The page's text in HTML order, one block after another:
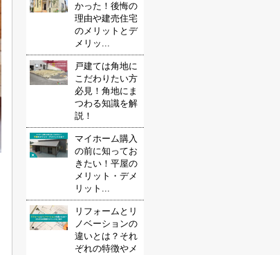
かった！後悔の
理由や建売住宅
のメリットとデ
メリッ...
戸建ては角地に
こだわりたい方
必見！角地にま
つわる知識を解
説！
マイホーム購入
の前に知ってお
きたい！平屋の
メリット・デメ
リット...
リフォームとリ
ノベーションの
違いとは？それ
ぞれの特徴やメ